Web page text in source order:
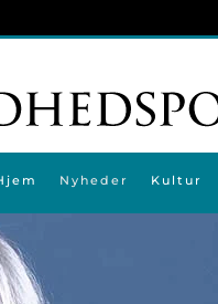
Nyheder Kultur